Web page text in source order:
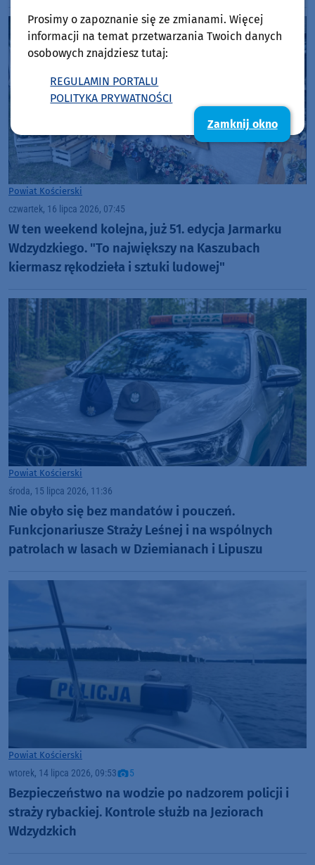
Powiat Kościerski
czwartek, 16 lipca 2026, 07:45
W ten weekend kolejna, już 51. edycja Jarmarku
Wdzydzkiego. "To największy na Kaszubach
kiermasz rękodzieła i sztuki ludowej"
Powiat Kościerski
środa, 15 lipca 2026, 11:36
Nie obyło się bez mandatów i pouczeń.
Funkcjonariusze Straży Leśnej i na wspólnych
patrolach w lasach w Dziemianach i Lipuszu
Powiat Kościerski
wtorek, 14 lipca 2026, 09:53 5
Bezpieczeństwo na wodzie po nadzorem policji i
straży rybackiej. Kontrole służb na Jeziorach
Wdzydzkich
Prosimy o zapoznanie się ze zmianami. Więcej
informacji na temat przetwarzania Twoich danych
osobowych znajdziesz tutaj:
REGULAMIN PORTALU
POLITYKA PRYWATNOŚCI
Zamknij okno